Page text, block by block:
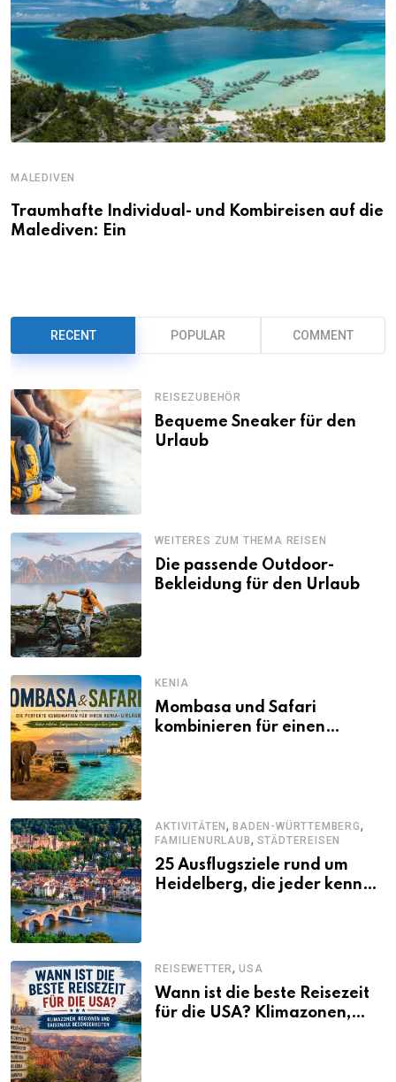
MALEDIVEN
Traumhafte Individual- und Kombireisen auf die
Malediven: Ein
RECENT POPULAR COMMENT
REISEZUBEHÖR
Bequeme Sneaker für den
Urlaub
WEITERES ZUM THEMA REISEN
Die passende Outdoor-
Bekleidung für den Urlaub
KENIA
Mombasa und Safari
kombinieren für einen
AKTIVITÄTEN,BADEN-WÜRTTEMBERG,
FAMILIENURLAUB, STÄDTEREISEN
25 Ausflugsziele rund um
Heidelberg, die jeder kennen
REISEWETTER,USA
Wann ist die beste Reisezeit
für die USA? Klimazonen,